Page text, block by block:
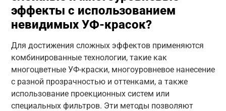
эффекты с использованием
невидимых УФ-красок?
Для достижения сложных эффектов применяются
комбинированные технологии, такие как
многоцветные УФ-краски, многоуровневое нанесение
с разной прозрачностью и оттенками, а также
использование проекционных систем или
специальных фильтров. Эти методы позволяют